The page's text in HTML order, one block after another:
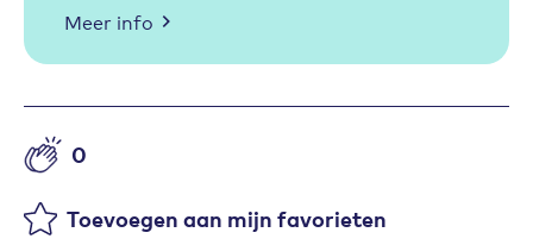
Meer info
Aantal likes
0
Toevoegen aan mijn favorieten